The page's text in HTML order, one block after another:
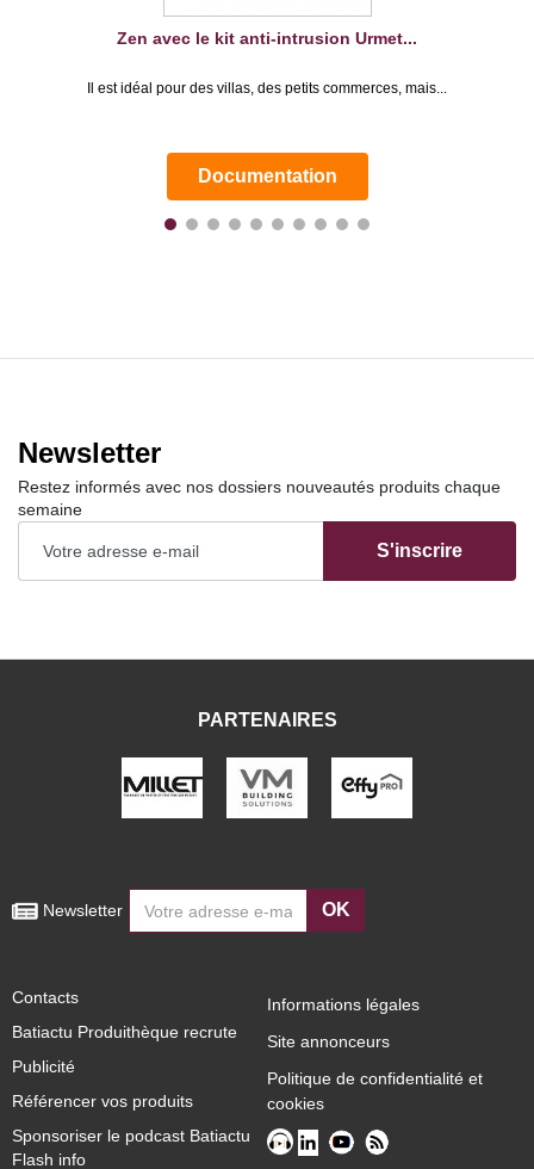
Zen avec le kit anti-intrusion Urmet...
Il est idéal pour des villas, des petits commerces, mais...
Documentation
Newsletter
Restez informés avec nos dossiers nouveautés produits chaque
semaine
S'inscrire
PARTENAIRES
Newsletter OK
Contacts
Batiactu Produithèque recrute
Publicité
Référencer vos produits
Sponsoriser le podcast Batiactu
Flash info
Informations légales
Site annonceurs
Politique de confidentialité et
cookies